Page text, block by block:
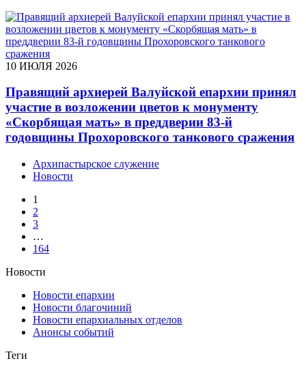
10 ИЮЛЯ 2026
Правящий архиерей Валуйской епархии принял
участие в возложении цветов к монументу
«Скорбящая мать» в преддверии 83-й
годовщины Прохоровского танкового сражения
Архипастырское служение
Новости
1
2
3
…
164
Новости
Новости епархии
Новости благочиний
Новости епархиальных отделов
Анонсы событий
Теги